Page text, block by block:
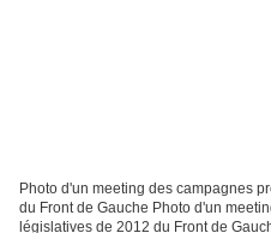
Photo d'un meeting des campagnes
du Front de Gauche Photo d'un meeting des campagnes présidentielles et
législatives de 2012 du Front de